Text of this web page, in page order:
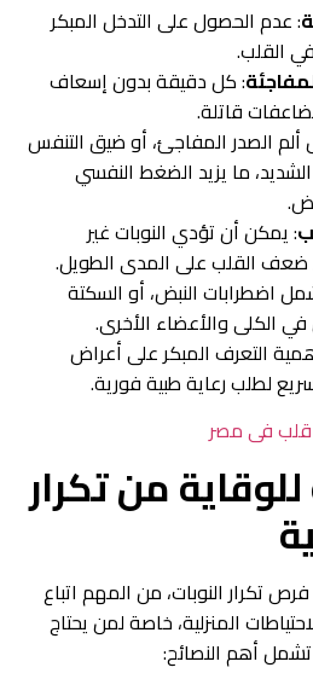
: عدم الحصول على التدخل المبكر
القلب.
: كل دقيقة بدون إسعاف
قاتلة.
ألم الصدر المفاجئ، أو ضيق التنفس
ما يزيد الضغط النفسي
: يمكن أن تؤدي النوبات غير
ضعف القلب على المدى الطويل.
اضطرابات النبض، أو السكتة
الكلى والأعضاء الأخرى.
التعرف المبكر على أعراض
لطلب رعاية طبية فورية.
قلب فى مصر
من تكرار
تكرار النوبات، من المهم اتباع
المنزلية، خاصة لمن يحتاج
تشمل أهم النصائح: